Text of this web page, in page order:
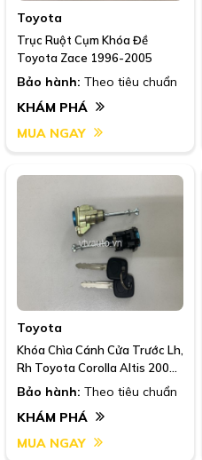
Toyota
Trục Ruột Cụm Khóa Đề
Toyota Zace 1996-2005
Bảo hành: Theo tiêu chuẩn
KHÁM PHÁ
MUA NGAY
Toyota
Khóa Chìa Cánh Cửa Trước Lh,
Rh Toyota Corolla Altis 2002-
2007
Bảo hành: Theo tiêu chuẩn
KHÁM PHÁ
MUA NGAY